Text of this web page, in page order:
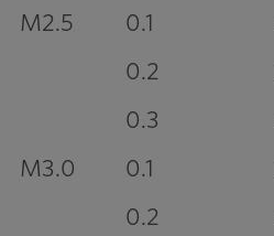
M2.5
0.1
0.2
0.3
M3.0
0.1
0.2